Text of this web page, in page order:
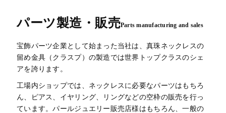
パーツ製造・販売Parts manufacturing and sales
宝飾パーツ企業として始まった当社は、真珠ネックレスの
留め金具（クラスプ）の製造では世界トップクラスのシェ
アを誇ります。
工場内ショップでは、ネックレスに必要なパーツはもちろ
ん、ピアス、イヤリング、リングなどの空枠の販売を行っ
ています。パールジュエリー販売店様はもちろん、一般の